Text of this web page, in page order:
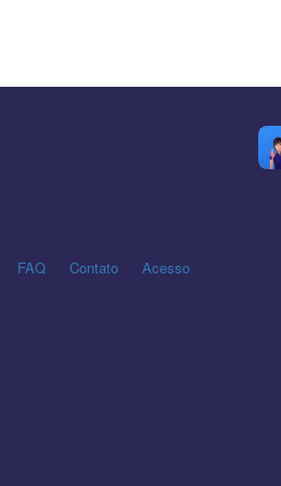
FAQ Contato Acesso